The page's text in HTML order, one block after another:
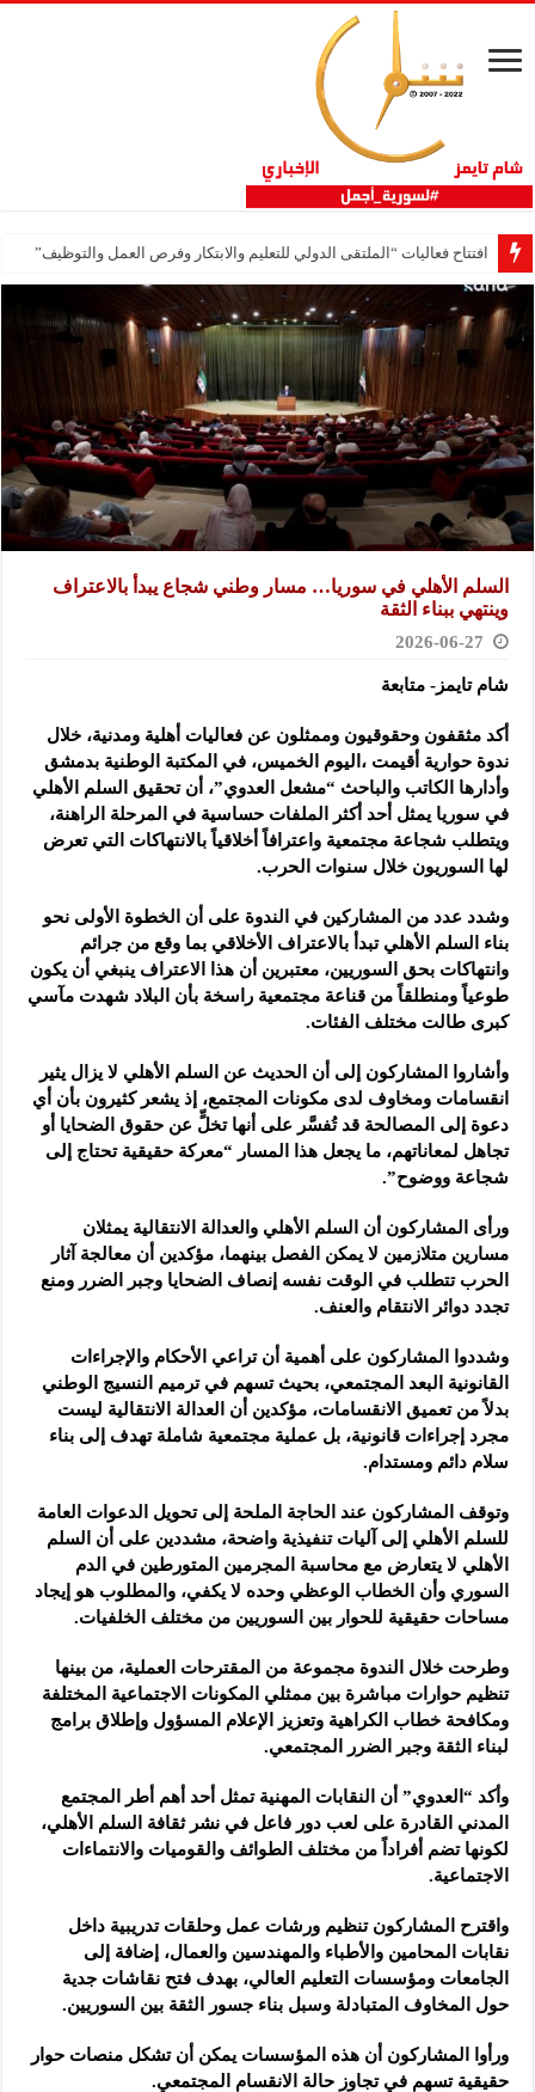
افتتاح فعاليات “الملتقى الدولي للتعليم والابتكار وفرص العمل والتوظيف”
السلم الأهلي في سوريا… مسار وطني شجاع يبدأ بالاعتراف
وينتهي ببناء الثقة
2026-06-27
شام تايمز- متابعة
أكد مثقفون وحقوقيون وممثلون عن فعاليات أهلية ومدنية، خلال
ندوة حوارية أقيمت ،اليوم الخميس، في المكتبة الوطنية بدمشق
وأدارها الكاتب والباحث “مشعل العدوي”، أن تحقيق السلم الأهلي
في سوريا يمثل أحد أكثر الملفات حساسية في المرحلة الراهنة،
ويتطلب شجاعة مجتمعية واعترافاً أخلاقياً بالانتهاكات التي تعرض
لها السوريون خلال سنوات الحرب.
وشدد عدد من المشاركين في الندوة على أن الخطوة الأولى نحو
بناء السلم الأهلي تبدأ بالاعتراف الأخلاقي بما وقع من جرائم
وانتهاكات بحق السوريين، معتبرين أن هذا الاعتراف ينبغي أن يكون
طوعياً ومنطلقاً من قناعة مجتمعية راسخة بأن البلاد شهدت مآسي
كبرى طالت مختلف الفئات.
وأشاروا المشاركون إلى أن الحديث عن السلم الأهلي لا يزال يثير
انقسامات ومخاوف لدى مكونات المجتمع، إذ يشعر كثيرون بأن أي
دعوة إلى المصالحة قد تُفسَّر على أنها تخلٍّ عن حقوق الضحايا أو
تجاهل لمعاناتهم، ما يجعل هذا المسار “معركة حقيقية تحتاج إلى
شجاعة ووضوح”.
ورأى المشاركون أن السلم الأهلي والعدالة الانتقالية يمثلان
مسارين متلازمين لا يمكن الفصل بينهما، مؤكدين أن معالجة آثار
الحرب تتطلب في الوقت نفسه إنصاف الضحايا وجبر الضرر ومنع
تجدد دوائر الانتقام والعنف.
وشددوا المشاركون على أهمية أن تراعي الأحكام والإجراءات
القانونية البعد المجتمعي، بحيث تسهم في ترميم النسيج الوطني
بدلاً من تعميق الانقسامات، مؤكدين أن العدالة الانتقالية ليست
مجرد إجراءات قانونية، بل عملية مجتمعية شاملة تهدف إلى بناء
سلام دائم ومستدام.
وتوقف المشاركون عند الحاجة الملحة إلى تحويل الدعوات العامة
للسلم الأهلي إلى آليات تنفيذية واضحة، مشددين على أن السلم
الأهلي لا يتعارض مع محاسبة المجرمين المتورطين في الدم
السوري وأن الخطاب الوعظي وحده لا يكفي، والمطلوب هو إيجاد
مساحات حقيقية للحوار بين السوريين من مختلف الخلفيات.
وطرحت خلال الندوة مجموعة من المقترحات العملية، من بينها
تنظيم حوارات مباشرة بين ممثلي المكونات الاجتماعية المختلفة
ومكافحة خطاب الكراهية وتعزيز الإعلام المسؤول وإطلاق برامج
لبناء الثقة وجبر الضرر المجتمعي.
وأكد “العدوي” أن النقابات المهنية تمثل أحد أهم أطر المجتمع
المدني القادرة على لعب دور فاعل في نشر ثقافة السلم الأهلي،
لكونها تضم أفراداً من مختلف الطوائف والقوميات والانتماءات
الاجتماعية.
واقترح المشاركون تنظيم ورشات عمل وحلقات تدريبية داخل
نقابات المحامين والأطباء والمهندسين والعمال، إضافة إلى
الجامعات ومؤسسات التعليم العالي، بهدف فتح نقاشات جدية
حول المخاوف المتبادلة وسبل بناء جسور الثقة بين السوريين.
ورأوا المشاركون أن هذه المؤسسات يمكن أن تشكل منصات حوار
حقيقية تسهم في تجاوز حالة الانقسام المجتمعي.